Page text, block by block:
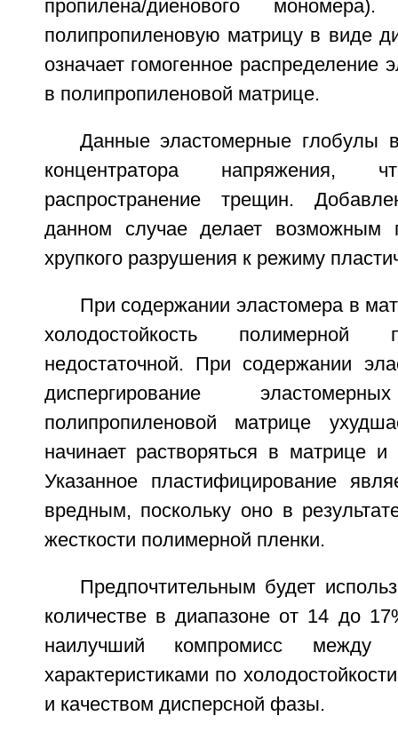
пропилена/диенового
полипропиленовую матрицу в виде
означает гомогенное распределение
в полипропиленовой матрице.
Данные эластомерные глобулы
концентратора напряжения,
распространение трещин.
данном случае делает возможным
хрупкого разрушения к режиму
При содержании эластомера в
холодостойкость полимерной
недостаточной. При содержании
диспергирование
полипропиленовой матрице
начинает растворяться в матрице
Указанное пластифицирование
вредным, поскольку оно в
жесткости полимерной пленки.
Предпочтительным будет
количестве в диапазоне от 14 до
наилучший компромисс между
характеристиками по
и качеством дисперсной фазы.